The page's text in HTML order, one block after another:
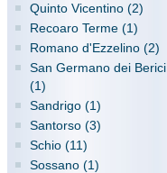
Quinto Vicentino (2)
Recoaro Terme (1)
Romano d'Ezzelino (2)
San Germano dei Berici
(1)
Sandrigo (1)
Santorso (3)
Schio (11)
Sossano (1)